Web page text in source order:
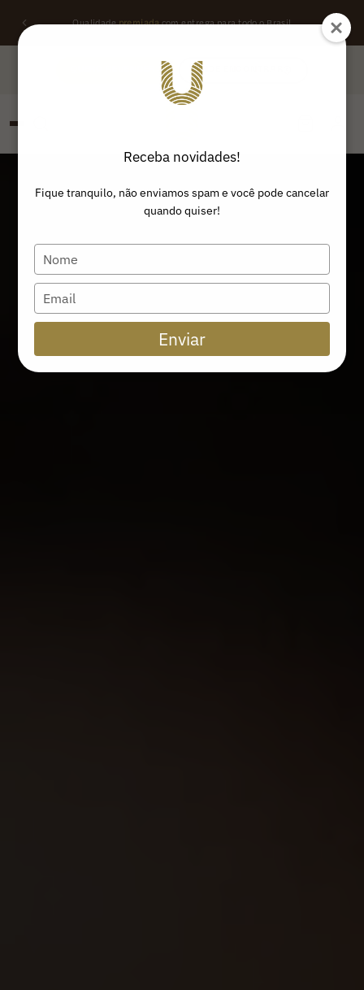
Qualidadepremiadacom entrega para todo o Brasil
ONDE ENCONTRAR
Buscar produtos:
Receba novidades!
Fique tranquilo, não enviamos spam e você pode cancelar
quando quiser!
Type
your
name
Type
your
email
Enviar